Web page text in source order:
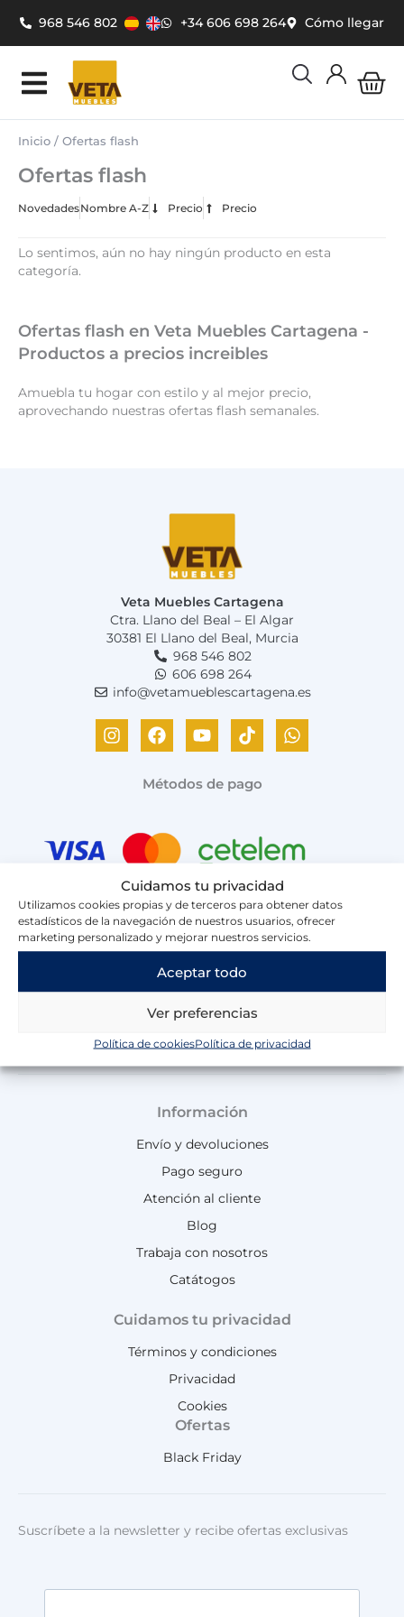
Cuidamos tu privacidad
Utilizamos cookies propias y de terceros para obtener datos
estadísticos de la navegación de nuestros usuarios, ofrecer
marketing personalizado y mejorar nuestros servicios.
Aceptar todo
Ver preferencias
Política de cookiesPolítica de privacidad
contenido
968 546 802 +34 606 698 264 Cómo llegar
Inicio / Ofertas flash
Ofertas flash
NovedadesNombre A-Z Precio Precio
Lo sentimos, aún no hay ningún producto en esta
categoría.
Ofertas flash en Veta Muebles Cartagena -
Productos a precios increibles
Amuebla tu hogar con estilo y al mejor precio,
aprovechando nuestras ofertas flash semanales.
Veta Muebles Cartagena
Ctra. Llano del Beal – El Algar
30381 El Llano del Beal, Murcia
968 546 802
606 698 264
info@vetamueblescartagena.es
I
n
F
a
e
o
k
Y
o
t
T
i
t
W
h
p
Métodos de pago
Información
Envío y devoluciones
Pago seguro
Atención al cliente
Blog
Trabaja con nosotros
Catátogos
Cuidamos tu privacidad
Términos y condiciones
Privacidad
Cookies
Ofertas
Black Friday
Suscríbete a la newsletter y recibe ofertas exclusivas